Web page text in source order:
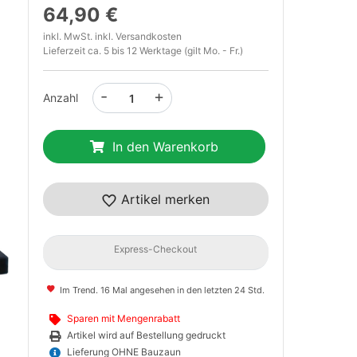
64,90 €
inkl. MwSt. inkl. Versandkosten
Lieferzeit ca. 5 bis 12 Werktage (gilt Mo. - Fr.)
Anzahl +
-
In den Warenkorb
Artikel merken
Express-Checkout
Im Trend. 16 Mal angesehen in den letzten 24 Std.
Sparen mit Mengenrabatt
Artikel wird auf Bestellung gedruckt
Lieferung OHNE Bauzaun